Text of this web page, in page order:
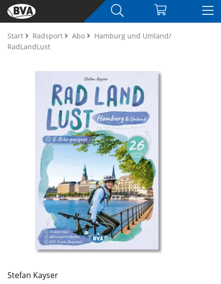
Start Radsport Abo
Hamburg und Umland/
RadLandLust
Stefan Kayser